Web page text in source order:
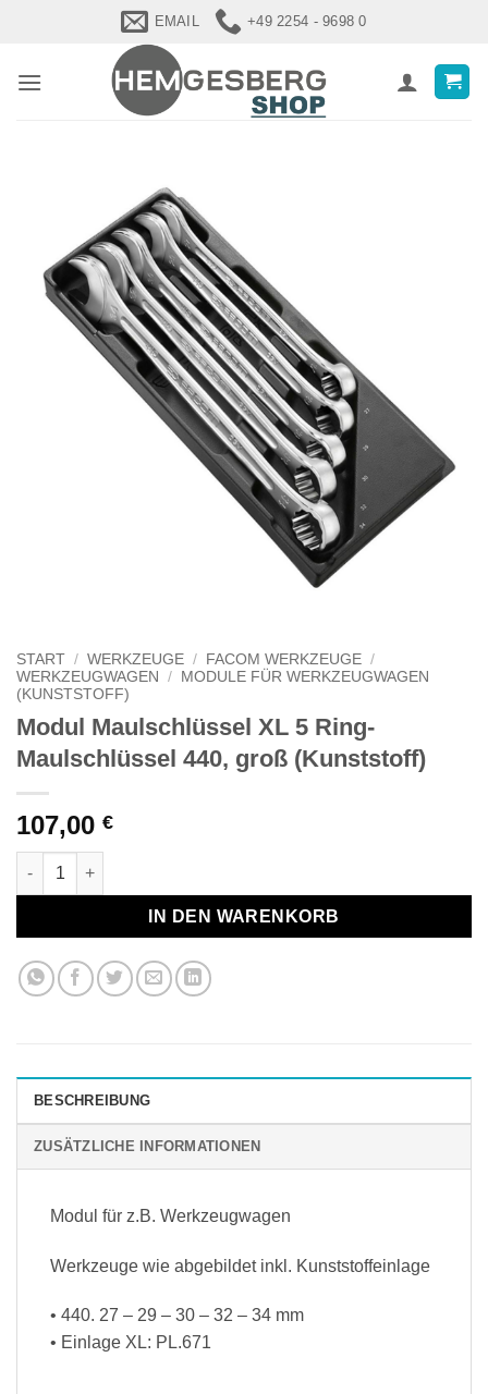
EMAIL +49 2254 - 9698 0
START / WERKZEUGE / FACOM WERKZEUGE /
WERKZEUGWAGEN
/
MODULE FÜR WERKZEUGWAGEN
(KUNSTSTOFF)
Modul Maulschlüssel XL 5 Ring-
Maulschlüssel 440, groß (Kunststoff)
107,00 €
Modul Maulschlüssel XL 5 Ring-Maulschlüssel 440, groß
IN DEN WARENKORB
BESCHREIBUNG
ZUSÄTZLICHE INFORMATIONEN
Modul für z.B. Werkzeugwagen
Werkzeuge wie abgebildet inkl. Kunststoffeinlage
• 440. 27 – 29 – 30 – 32 – 34 mm
• Einlage XL: PL.671